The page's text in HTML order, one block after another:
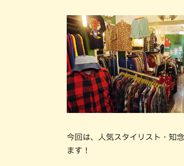
今回は、人気スタイリスト・知
ます！